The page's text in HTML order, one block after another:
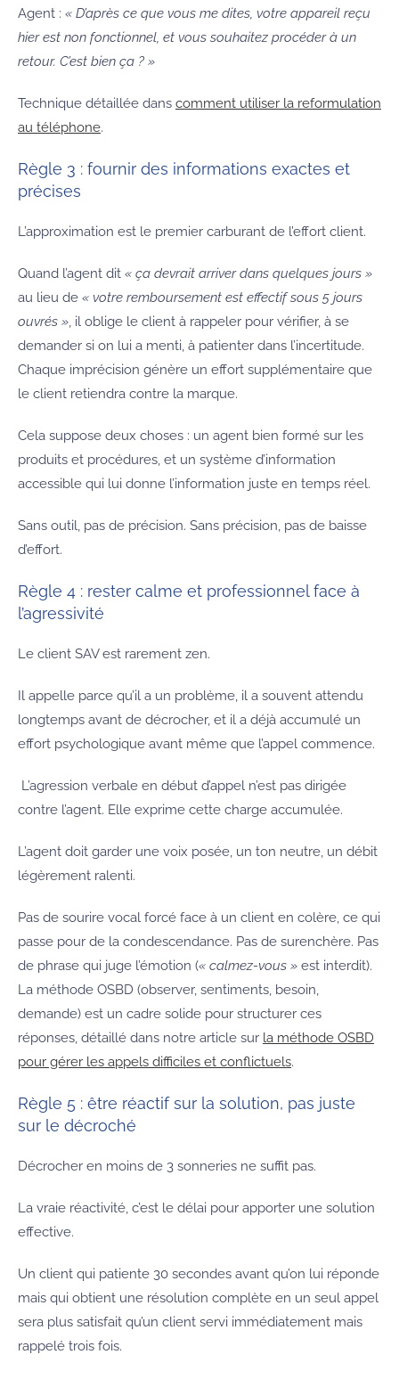
Agent : « D’après ce que vous me dites, votre appareil reçu
hier est non fonctionnel, et vous souhaitez procéder à un
retour. C’est bien ça ? »
Technique détaillée dans comment utiliser la reformulation
au téléphone.
Règle 3 : fournir des informations exactes et
précises
L’approximation est le premier carburant de l’effort client.
Quand l’agent dit « ça devrait arriver dans quelques jours »
au lieu de « votre remboursement est effectif sous 5 jours
ouvrés », il oblige le client à rappeler pour vérifier, à se
demander si on lui a menti, à patienter dans l’incertitude.
Chaque imprécision génère un effort supplémentaire que
le client retiendra contre la marque.
Cela suppose deux choses : un agent bien formé sur les
produits et procédures, et un système d’information
accessible qui lui donne l’information juste en temps réel.
Sans outil, pas de précision. Sans précision, pas de baisse
d’effort.
Règle 4 : rester calme et professionnel face à
l’agressivité
Le client SAV est rarement zen.
Il appelle parce qu’il a un problème, il a souvent attendu
longtemps avant de décrocher, et il a déjà accumulé un
effort psychologique avant même que l’appel commence.
L’agression verbale en début d’appel n’est pas dirigée
contre l’agent. Elle exprime cette charge accumulée.
L’agent doit garder une voix posée, un ton neutre, un débit
légèrement ralenti.
Pas de sourire vocal forcé face à un client en colère, ce qui
passe pour de la condescendance. Pas de surenchère. Pas
de phrase qui juge l’émotion (« calmez-vous » est interdit).
La méthode OSBD (observer, sentiments, besoin,
demande) est un cadre solide pour structurer ces
réponses, détaillé dans notre article sur la méthode OSBD
pour gérer les appels difficiles et conflictuels.
Règle 5 : être réactif sur la solution, pas juste
sur le décroché
Décrocher en moins de 3 sonneries ne suffit pas.
La vraie réactivité, c’est le délai pour apporter une solution
effective.
Un client qui patiente 30 secondes avant qu’on lui réponde
mais qui obtient une résolution complète en un seul appel
sera plus satisfait qu’un client servi immédiatement mais
rappelé trois fois.